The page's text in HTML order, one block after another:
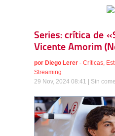
Series: crítica de
Vicente Amorim
por Diego Lerer - Críticas,
Streaming
29 Nov, 2024 08:41 | Sin